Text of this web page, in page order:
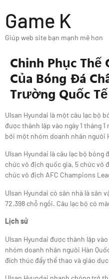
Game K
Giúp web site bạn mạnh mẽ hơn
Chinh Phục
Của Bóng Đá
Trường Quốc Tế
Ulsan Hyundai là một câu lạc bộ
được thành lập vào ngày 1 tháng
bởi một nhóm doanh nhân người
Ulsan Hyundai là câu lạc bộ bóng
chức vô địch quốc gia, 5 chức vô
chức vô địch AFC Champions
Ulsan Hyundai có sân nhà là sân
72.398 chỗ ngồi. Câu lạc bộ có
Lịch sử
Ulsan Hyundai được thành lập
nhóm doanh nhân người Hàn
đích thúc đẩy thể thao và giáo dục